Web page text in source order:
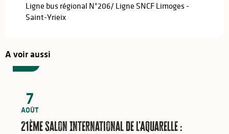
Ligne bus régional N°206/ Ligne SNCF Limoges -
Saint-Yrieix
A voir aussi
5€
7
AOÛT
21ème Salon International de l'Aquarelle :